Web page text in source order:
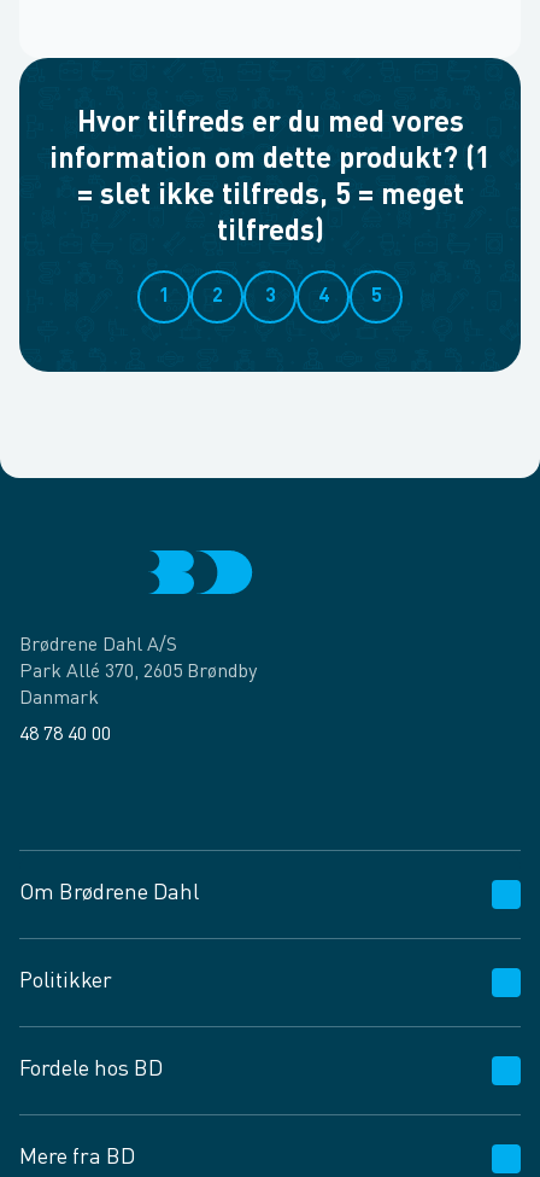
Hvor tilfreds er du med vores
information om dette produkt? (1
= slet ikke tilfreds, 5 = meget
tilfreds)
1 2 3 4 5
Brødrene Dahl A/S
Park Allé 370, 2605 Brøndby
Danmark
48 78 40 00
Om Brødrene Dahl
Vagttelefon 30 10 89 89
Spørgsmål og svar
Job og karriere
Fødevarekontrolrapport
Politikker
Privatlivspolitik
Cookies
Vilkår og betingelser
Fordele hos BD
BD app
Mere fra BD